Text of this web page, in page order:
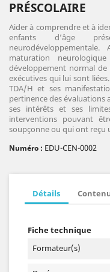
PRÉSCOLAIRE
Aider à comprendre et à
enfants d’âge
maturation
développement normal
exécutives qui lui sont
TDA/H et ses
pertinence des évaluations
ses intérêts et ses
interventions pouvant
soupçonne ou qui ont reçu
Numéro : EDU-CEN-0002
Détails
Fiche technique
Formateur(s)